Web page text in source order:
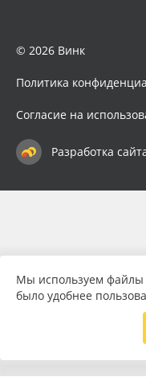
© 2026 Винк
Политика
Согласие на
Разработка
Мы используем файлы
было удобнее